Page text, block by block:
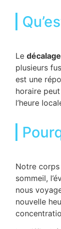
Le
plusieurs
est une
horaire
l’heure
Notre
sommeil,
nous
nouvelle